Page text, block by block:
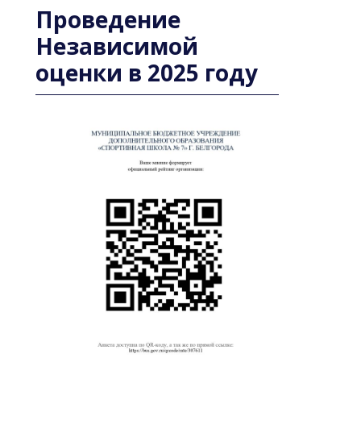
Проведение
Независимой
оценки в 2025 году